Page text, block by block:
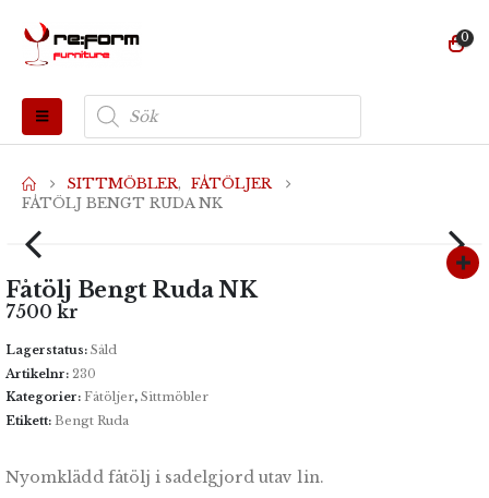
0
Produktsökning
SITTMÖBLER, FÅTÖLJER
FÅTÖLJ BENGT RUDA NK
Fåtölj Bengt Ruda NK
7500 kr
Lagerstatus: Såld
Artikelnr: 230
Kategorier: Fåtöljer, Sittmöbler
Etikett: Bengt Ruda
Nyomklädd fåtölj i sadelgjord utav lin.